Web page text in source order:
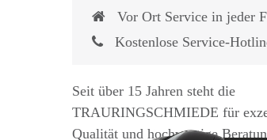
Vor Ort Service in jeder
Kostenlose Service-
Seit über 15 Jahren steht die
TRAURINGSCHMIEDE für
Qualität und hochwertige